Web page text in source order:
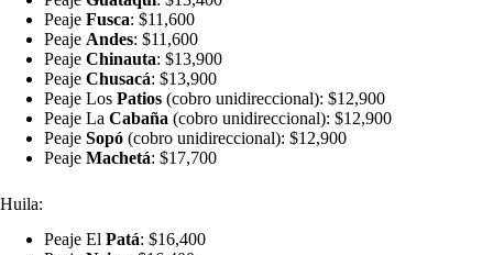
Peaje Fusca: $11,600
Peaje Andes: $11,600
Peaje Chinauta: $13,900
Peaje Chusacá: $13,900
Peaje Los Patios (cobro unidireccional): $12,900
Peaje La Cabaña (cobro unidireccional): $12,900
Peaje Sopó (cobro unidireccional): $12,900
Peaje Machetá: $17,700
Huila:
Peaje El Patá: $16,400